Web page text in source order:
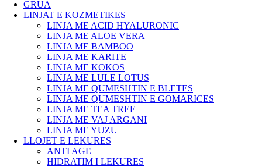
GRUA
LINJAT E KOZMETIKES
LINJA ME ACID HYALURONIC
LINJA ME ALOE VERA
LINJA ME BAMBOO
LINJA ME KARITE
LINJA ME KOKOS
LINJA ME LULE LOTUS
LINJA ME QUMESHTIN E BLETES
LINJA ME QUMESHTIN E GOMARICES
LINJA ME TEA TREE
LINJA ME VAJ ARGANI
LINJA ME YUZU
LLOJET E LEKURES
ANTI AGE
HIDRATIM I LEKURES